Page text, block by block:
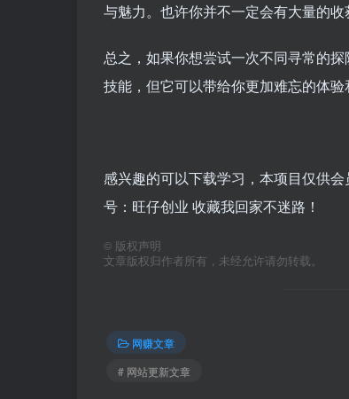
与魅力。也许你并不一定会有大量的
总之，如果你想尝试一次不同寻常的
技能，但它可以带给你更加难忘的体验
感兴趣的可以下载学习，本项目仅供
号：旺仔创业 收藏我回家不迷路！
© 版权声明
文章版权归作者所有，未经允许请勿转载。
网赚文章
# 网站更新文章